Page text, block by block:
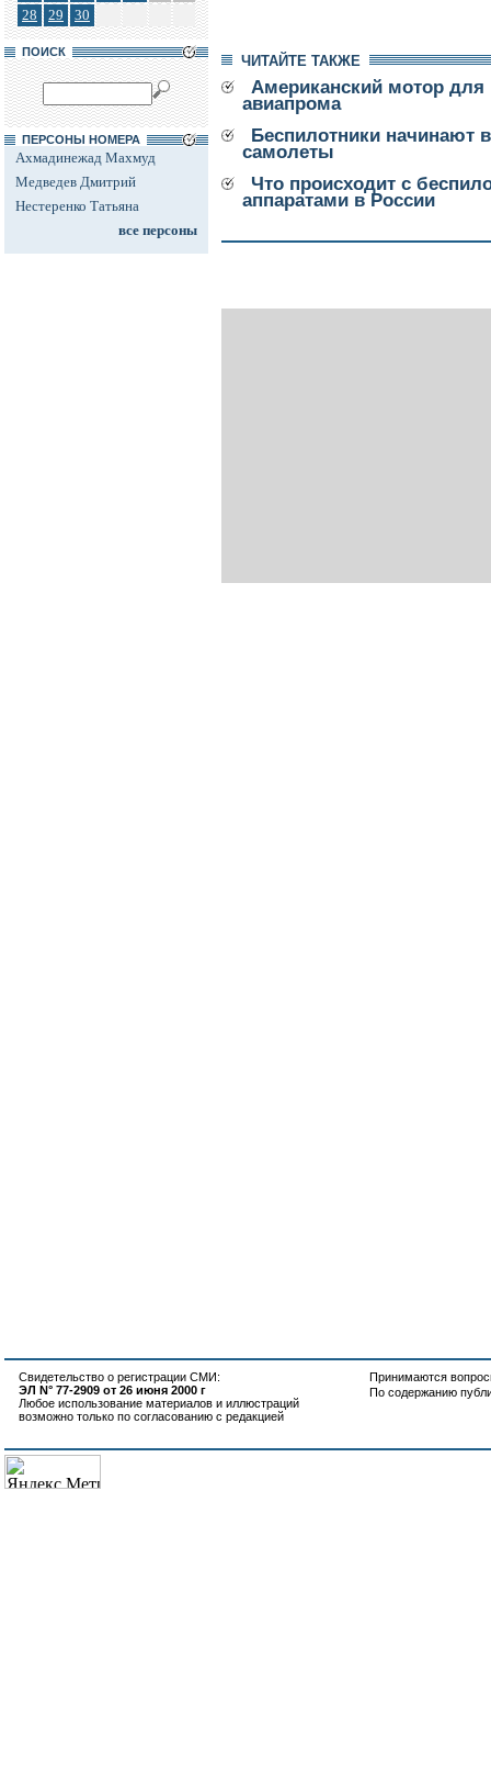
28
29 30
ПОИСК
ПЕРСОНЫ НОМЕРА
Ахмадинежад Махмуд
Медведев Дмитрий
Нестеренко Татьяна
все персоны
ЧИТАЙТЕ ТАКЖЕ
Американский мотор
авиапрома
Беспилотники
самолеты
Что происходит с
аппаратами в России
Свидетельство о регистрации СМИ:
ЭЛ N° 77-2909 от 26 июня 2000 г
Любое использование материалов и иллюстраций
возможно только по согласованию с редакцией
Принимаются
По содержанию